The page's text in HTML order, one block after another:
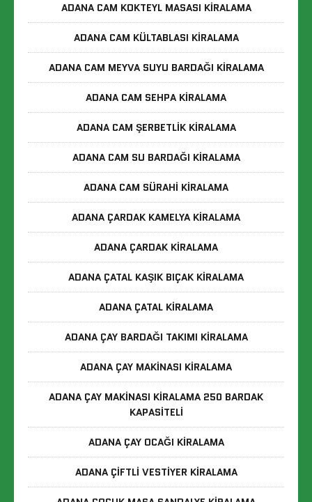
ADANA CAM KOKTEYL MASASI KIRALAMA
ADANA CAM KÜLTABLASI KIRALAMA
ADANA CAM MEYVA SUYU BARDAĞI KIRALAMA
ADANA CAM SEHPA KIRALAMA
ADANA CAM ŞERBETLIK KIRALAMA
ADANA CAM SU BARDAĞI KIRALAMA
ADANA CAM SÜRAHI KIRALAMA
ADANA ÇARDAK KAMELYA KIRALAMA
ADANA ÇARDAK KIRALAMA
ADANA ÇATAL KAŞIK BIÇAK KIRALAMA
ADANA ÇATAL KIRALAMA
ADANA ÇAY BARDAĞI TAKIMI KIRALAMA
ADANA ÇAY MAKINASI KIRALAMA
ADANA ÇAY MAKINASI KIRALAMA 250 BARDAK
KAPASITELI
ADANA ÇAY OCAĞI KIRALAMA
ADANA ÇIFTLI VESTIYER KIRALAMA